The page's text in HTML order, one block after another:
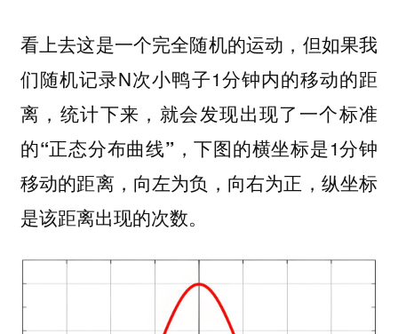
看上去这是一个完全随机的运动，但如果我
们随机记录N次小鸭子1分钟内的移动的距
离，统计下来， 就会发现出现了一个标准
的“正态分布曲线” ，下图的横坐标是1分钟
移动的距离，向左为负，向右为正，纵坐标
是该距离出现的次数。